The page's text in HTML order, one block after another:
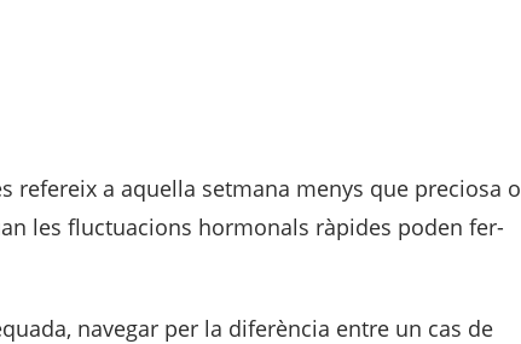
refereix a aquella setmana menys que preciosa o
les fluctuacions hormonals ràpides poden fer-
navegar per la diferència entre un cas de